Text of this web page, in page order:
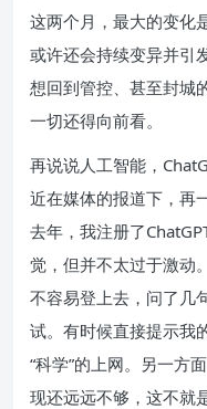
这两个月，最大的变化
或许还会持续变异并引
想回到管控、甚至封城
一切还得向前看。
再说说人工智能，
近在媒体的报道下，再
去年，我注册了
觉，但并不太过于激动
不容易登上去，问了几
试。有时候直接提示
“科学”的上网。另一方
现还远远不够，这不就